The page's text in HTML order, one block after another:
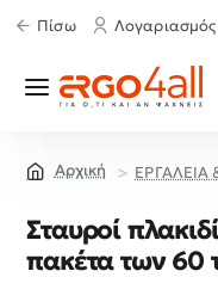
Πίσω Λογαριασμός
Σταυροί
πακέτα των 60